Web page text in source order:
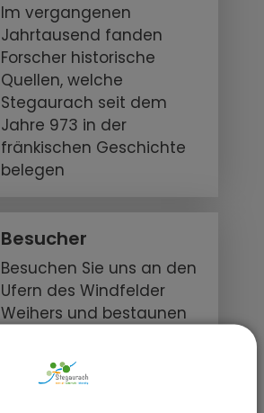
Im vergangenen
Jahrtausend fanden
Forscher historische
Quellen, welche
Stegaurach seit dem
Jahre 973 in der
fränkischen Geschichte
belegen
Besucher
Besuchen Sie uns an den
Ufern des Windfelder
Weihers und bestaunen
Zeiten.